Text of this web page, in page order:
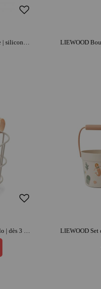
LIEWOOD Talkie-walkie Nael - Pêche | silicone | dès 3 ans | activité plein air | esprit d'équipe | parfait pour les sorties
LIEWOOD Panier aluminium pour vélo | dès 3 ans | apprentissage équilibre | activité plein air